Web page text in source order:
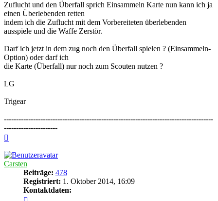
Zuflucht und den Überfall sprich Einsammeln Karte nun kann ich ja
einen Überlebenden retten
indem ich die Zuflucht mit dem Vorbereiteten überlebenden
ausspiele und die Waffe Zerstör.
Darf ich jetzt in dem zug noch den Überfall spielen ? (Einsammeln-
Option) oder darf ich
die Karte (Überfall) nur noch zum Scouten nutzen ?
LG
Trigear
--------------------------------------------------------------------------------------
----------------------
Carsten
Beiträge: 478
Registriert: 1. Oktober 2014, 16:09
Kontaktdaten: